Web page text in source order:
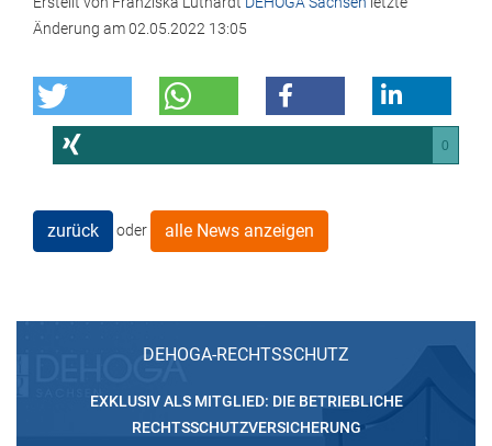
Änderung am02.05.2022 13:05
0
zurück oder alle News anzeigen
DEHOGA-RECHTSSCHUTZ
EXKLUSIV ALS MITGLIED: DIE BETRIEBLICHE
RECHTSSCHUTZVERSICHERUNG